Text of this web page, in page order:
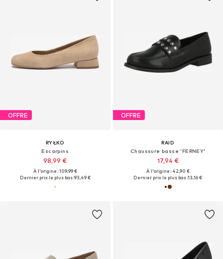
OFFRE
RYŁKO
Escarpins
98,99 €
À l'origine : 109,99 €
Dernier prix le plus bas :93,49 €
OFFRE
RAID
Chaussure basse 'FERNEY'
17,94 €
À l'origine : 42,90 €
Dernier prix le plus bas :13,16 €